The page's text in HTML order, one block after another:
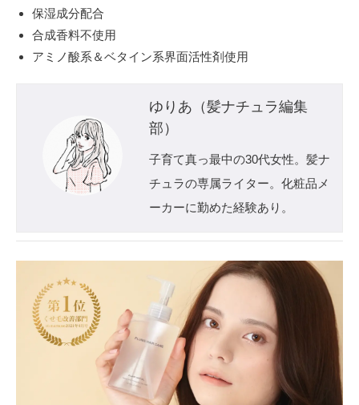
保湿成分配合
合成香料不使用
アミノ酸系＆ベタイン系界面活性剤使用
ゆりあ（髪ナチュラ編集
部）
子育て真っ最中の30代女性。髪ナ
チュラの専属ライター。化粧品メ
ーカーに勤めた経験あり。